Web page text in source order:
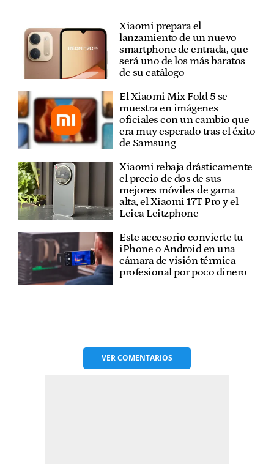
Xiaomi prepara el
lanzamiento de un nuevo
smartphone de entrada, que
será uno de los más baratos
de su catálogo
El Xiaomi Mix Fold 5 se
muestra en imágenes
oficiales con un cambio que
era muy esperado tras el éxito
de Samsung
Xiaomi rebaja drásticamente
el precio de dos de sus
mejores móviles de gama
alta, el Xiaomi 17T Pro y el
Leica Leitzphone
Este accesorio convierte tu
iPhone o Android en una
cámara de visión térmica
profesional por poco dinero
VERCOMENTARIOS